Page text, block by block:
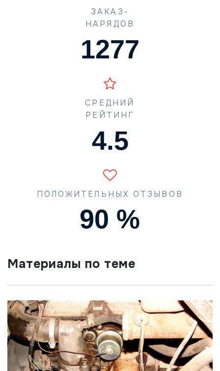
ЗАКАЗ-
НАРЯДОВ
1773
СРЕДНИЙ
РЕЙТИНГ
4.5
ПОЛОЖИТЕЛЬНЫХ ОТЗЫВОВ
90 %
Материалы по теме